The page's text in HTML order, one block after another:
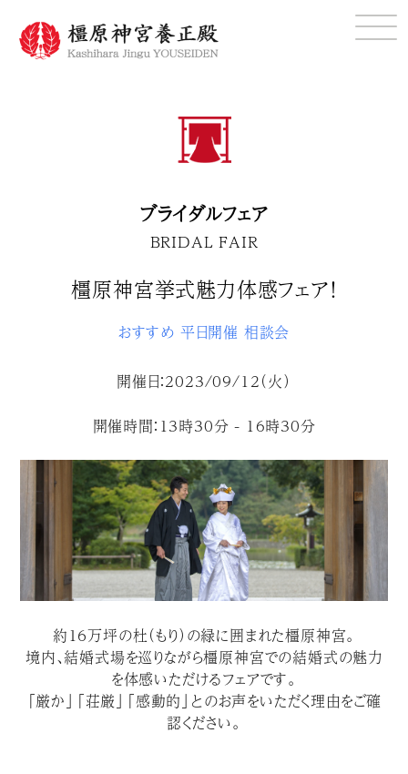
ブライダルフェア
BRIDAL FAIR
橿原神宮挙式魅力体感フェア！
おすすめ 平日開催 相談会
開催日：2023/09/12（火）
開催時間：13時30分 - 16時30分
約１６万坪の杜（もり）の緑に囲まれた橿原神宮。
境内、結婚式場を巡りながら橿原神宮での結婚式の魅力
を体感いただけるフェアです。
「厳か」「荘厳」「感動的」とのお声をいただく理由をご確
認ください。